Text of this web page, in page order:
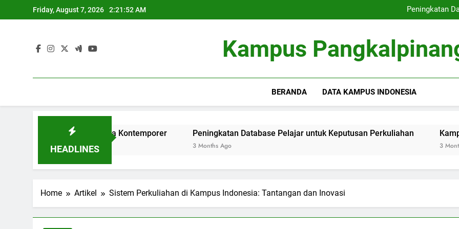
to
Friday, August 7, 2026 2:21:53 AM
Peningkatan
Kampus Inovatif:
Peningkatan
Kampus Inovatif:
Kampus
BERANDA DATA KAMPUS INDONESIA
HEADLINES
Tinggi di Era Kontemporer Peningkatan Database Pelajar untuk Keputusan Perkuliahan Kampus Inovatif:
Home Artikel Sistem Perkuliahan di Kampus Indonesia: Tantangan dan Inovasi